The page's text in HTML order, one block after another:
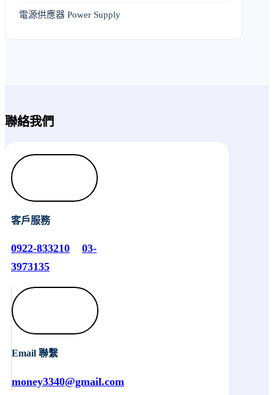
電源供應器 Power Supply
聯絡我們
客戶服務
0922-833210
03-
3973135
Email 聯繫
money3340@gmail.com